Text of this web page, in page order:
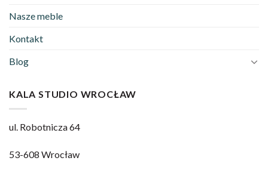
Nasze meble
Kontakt
Blog
KALA STUDIO WROCŁAW
ul. Robotnicza 64
53-608 Wrocław